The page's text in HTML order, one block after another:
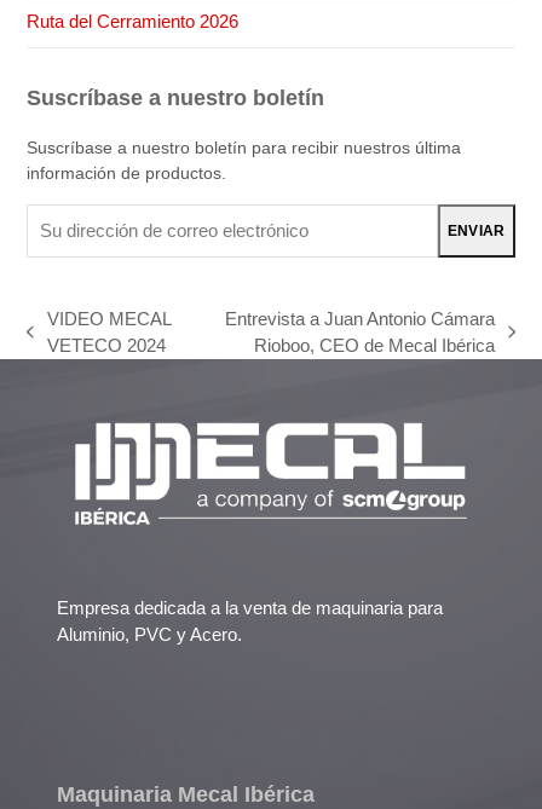
Ruta del Cerramiento 2026
Suscríbase a nuestro boletín
Suscríbase a nuestro boletín para recibir nuestros última
información de productos.
dirección
electrónico
ENVIAR
previous
VIDEO MECAL
VETECO 2024
Entrevista a Juan Antonio Cámara
Rioboo, CEO de Mecal Ibérica
Empresa dedicada a la venta de maquinaria para
Aluminio, PVC y Acero.
Maquinaria Mecal Ibérica